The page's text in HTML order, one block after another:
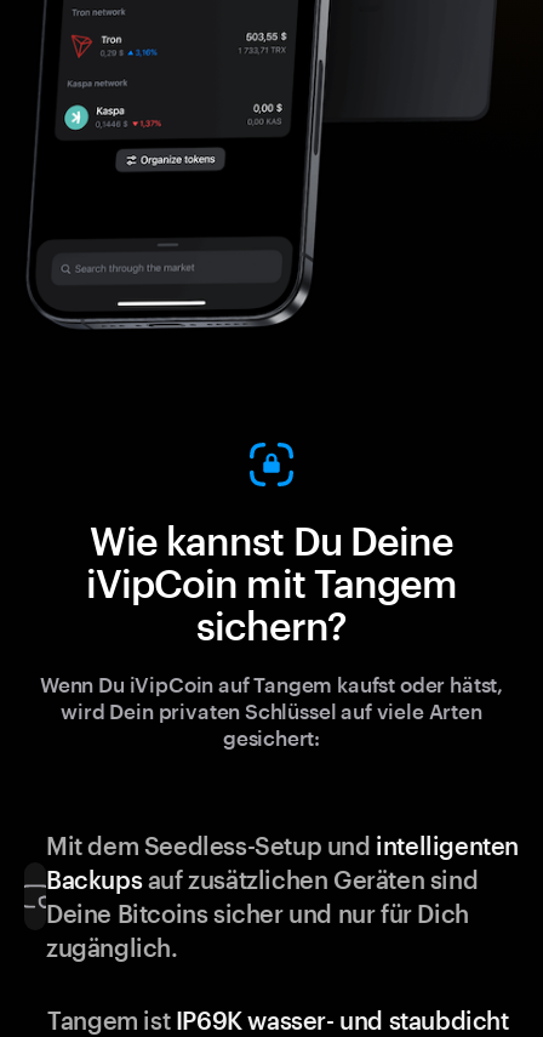
Wie kannst Du Deine
iVipCoin mit Tangem
sichern?
Wenn Du iVipCoin auf Tangem kaufst oder hätst,
wird Dein privaten Schlüssel auf viele Arten
gesichert:
Mit dem Seedless-Setup und intelligenten
Backupsauf zusätzlichen Geräten sind
Deine Bitcoins sicher und nur für Dich
zugänglich.
Tangem ist IP69K wasser- und staubdicht